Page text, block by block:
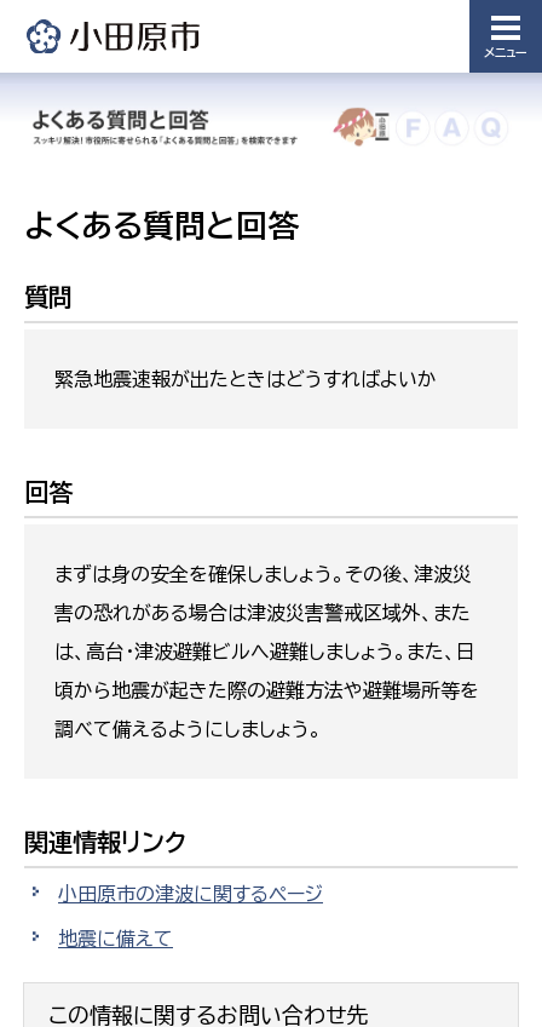
メニュー
よくある質問と回答
質問
緊急地震速報が出たときはどうすればよいか
回答
まずは身の安全を確保しましょう。その後、津波災
害の恐れがある場合は津波災害警戒区域外、また
は、高台・津波避難ビルへ避難しましょう。また、日
頃から地震が起きた際の避難方法や避難場所等を
調べて備えるようにしましょう。
関連情報リンク
小田原市の津波に関するページ
地震に備えて
この情報に関するお問い合わせ先